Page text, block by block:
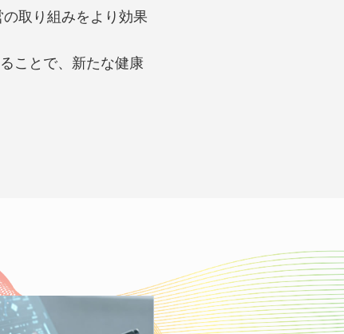
取り組みをより効果
ことで、新たな健康